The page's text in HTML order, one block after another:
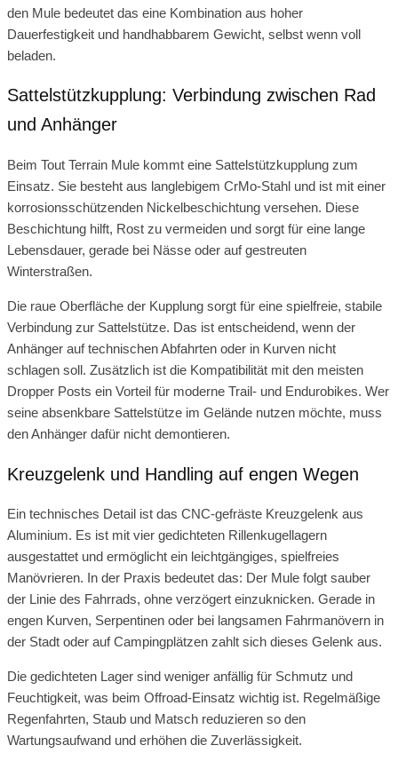
den Mule bedeutet das eine Kombination aus hoher
Dauerfestigkeit und handhabbarem Gewicht, selbst wenn voll
beladen.
Sattelstützkupplung: Verbindung zwischen Rad
und Anhänger
Beim Tout Terrain Mule kommt eine Sattelstützkupplung zum
Einsatz. Sie besteht aus langlebigem CrMo-Stahl und ist mit einer
korrosionsschützenden Nickelbeschichtung versehen. Diese
Beschichtung hilft, Rost zu vermeiden und sorgt für eine lange
Lebensdauer, gerade bei Nässe oder auf gestreuten
Winterstraßen.
Die raue Oberfläche der Kupplung sorgt für eine spielfreie, stabile
Verbindung zur Sattelstütze. Das ist entscheidend, wenn der
Anhänger auf technischen Abfahrten oder in Kurven nicht
schlagen soll. Zusätzlich ist die Kompatibilität mit den meisten
Dropper Posts ein Vorteil für moderne Trail- und Endurobikes. Wer
seine absenkbare Sattelstütze im Gelände nutzen möchte, muss
den Anhänger dafür nicht demontieren.
Kreuzgelenk und Handling auf engen Wegen
Ein technisches Detail ist das CNC-gefräste Kreuzgelenk aus
Aluminium. Es ist mit vier gedichteten Rillenkugellagern
ausgestattet und ermöglicht ein leichtgängiges, spielfreies
Manövrieren. In der Praxis bedeutet das: Der Mule folgt sauber
der Linie des Fahrrads, ohne verzögert einzuknicken. Gerade in
engen Kurven, Serpentinen oder bei langsamen Fahrmanövern in
der Stadt oder auf Campingplätzen zahlt sich dieses Gelenk aus.
Die gedichteten Lager sind weniger anfällig für Schmutz und
Feuchtigkeit, was beim Offroad-Einsatz wichtig ist. Regelmäßige
Regenfahrten, Staub und Matsch reduzieren so den
Wartungsaufwand und erhöhen die Zuverlässigkeit.